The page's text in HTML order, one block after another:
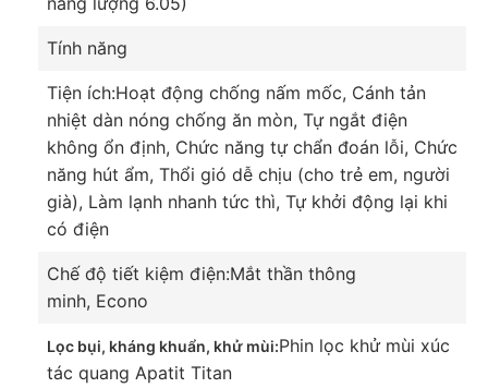
quả tiết kiệm điện
Khi chỉ có một mình trong phòng, bạn có thể kích
hoạt tính năng Econo. Với tính năng này, máy
lạnh sẽ hoạt động ở công suất thấp nhằm tiết kiệm
Tính năng
Tiện ích:Hoạt động chống nấm mốc, Cánh tản
nhiệt dàn nóng chống ăn mòn, Tự ngắt điện
không ổn định, Chức năng tự chẩn đoán lỗi, Chức
năng hút ẩm, Thổi gió dễ chịu (cho trẻ em, người
già), Làm lạnh nhanh tức thì, Tự khởi động lại khi
có điện
Chế độ tiết kiệm điện:Mắt thần thông
minh, Econo
Lọc bụi, kháng khuẩn, khử mùi:Phin lọc khử mùi xúc
tác quang Apatit Titan